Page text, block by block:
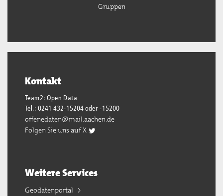
Gruppen
Kontakt
Team2: Open Data
Tel.: 0241 432-15204 oder -15200
offenedaten@mail.aachen.de
Folgen Sie uns auf X
Weitere Services
Geodatenportal